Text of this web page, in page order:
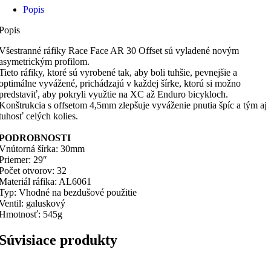
Popis
ráfiky Race Face AR 30 Offset sú vyladené novým
profilom.
ráfiky, ktoré sú vyrobené tak, aby boli tuhšie, pevnejšie a
vyvážené, prichádzajú v každej šírke, ktorú si možno
aby pokryli využtie na XC až Enduro bicykloch.
s offsetom 4,5mm zlepšuje vyváženie pnutia špíc a tým aj
celých kolies.
šírka: 30mm
29″
otvorov: 32
ráfika: AL6061
Vhodné na bezdušové použitie
galuskový
545g
produkty